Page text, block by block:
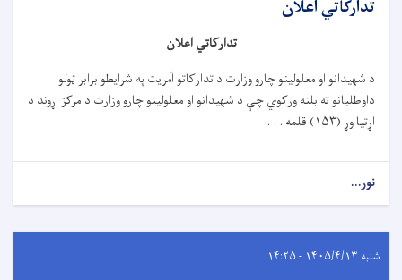
تدارکاتي اعلان
تدارکاتي اعلان
د شهیدانو او معلولینو چارو وزارت د تدارکاتو آمریت په شرایطو برابر ټولو
داوطلبانو ته بلنه ورکوي چې د شهیدانو او معلولینو چارو وزارت د مرکز اړوند د
اړتیا وړ (۱۵۳) قلمه . . .
نور...
شنبه ۱۴۰۵/۴/۱۳ - ۱۴:۲۵